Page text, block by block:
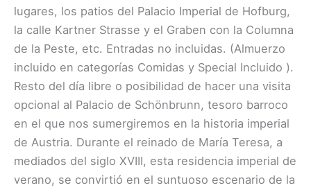
lugares, los patios del Palacio Imperial de Hofburg,
la calle Kartner Strasse y el Graben con la Columna
de la Peste, etc. Entradas no incluidas. (Almuerzo
inclu​i​do en ​categorías ​Comidas y Special Incluido ​).
Resto del día libre o posibilidad de hacer una visita
opcional al Palacio de Schönbrunn, tesoro barroco
en el que nos sumergiremos en la historia imperial
de Austria. Durante el reinado de María Teresa, a
mediados del siglo XVIII, esta residencia imperial de
verano, se convirtió en el suntuoso escenario de la